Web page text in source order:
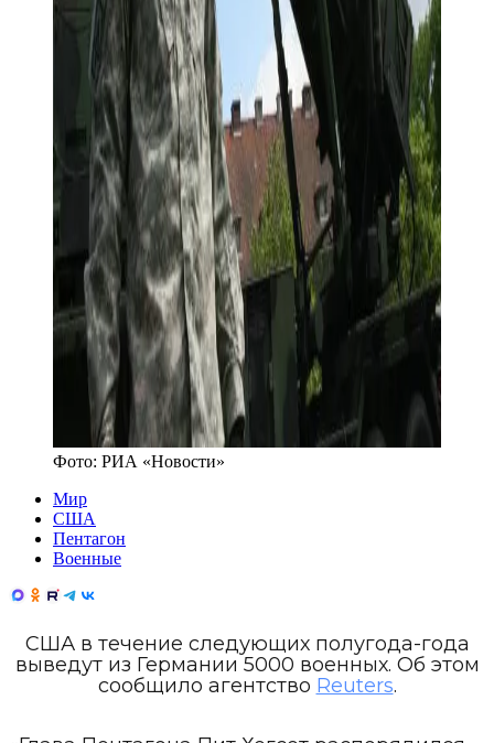
Фото: РИА «Новости»
Мир
США
Пентагон
Военные
США в течение следующих полугода-года
выведут из Германии 5000 военных. Об этом
сообщило агентство Reuters.